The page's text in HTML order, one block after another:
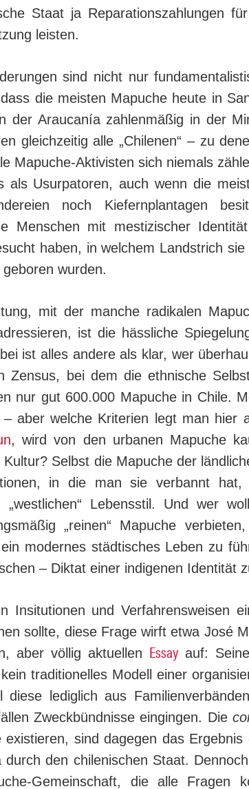
Staat ja Reparationszahlungen
leisten.
sind nicht nur
die meisten Mapuche heute in
der Araucanía zahlenmäßig in der
gleichzeitig alle „Chilenen“ – zu
Mapuche-Aktivisten sich niemals
als Usurpatoren, auch wenn die
noch Kiefernplantagen
Menschen mit mestizischer
haben, in welchem Landstrich
wurden.
mit der manche radikalen
ist die hässliche
ist alles andere als klar, wer
Zensus, bei dem die ethnische
nur gut 600.000 Mapuche in Chile.
aber welche Kriterien legt man hier
, wird von den urbanen Mapuche
Kultur? Selbst die Mapuche der
in die man sie verbannt hat,
„westlichen“ Lebensstil. Und wer
„reinen“ Mapuche
modernes städtisches Leben zu
– Diktat einer indigenen Identität
Insitutionen und Verfahrensweisen
sollte, diese Frage wirft etwa José
aber völlig aktuellen Essay auf:
traditionelles Modell einer
diese lediglich aus
Zweckbündnisse eingingen. Die
existieren, sind dagegen das
durch den chilenischen Staat.
Gemeinschaft, die alle Fragen